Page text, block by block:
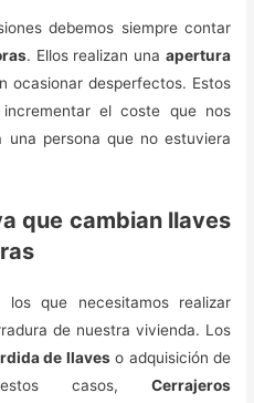
debemos siempre contar
. Ellos realizan una apertura
ocasionar desperfectos. Estos
el coste que nos
una persona que no estuviera
que cambian llaves
los que necesitamos realizar
de nuestra vivienda. Los
de llaveso adquisición de
casos, Cerrajeros